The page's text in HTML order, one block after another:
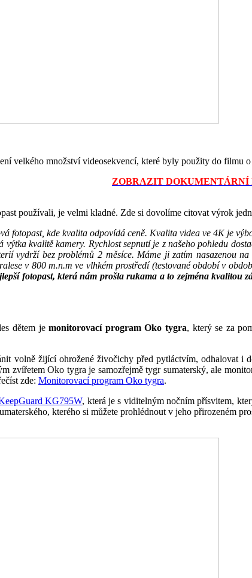
velkého množství videosekvencí, které byly použity do filmu
ZOBRAZIT DOKUMENTÁRNÍ
používali, je velmi kladné. Zde si dovolíme citovat výrok
fotopast, kde kvalita odpovídá ceně. Kvalita videa ve 4K je
kvalitě kamery. Rychlost sepnutí je z našeho pohledu
vydrží bez problémů 2 měsíce. Máme ji zatím nasazenou
v 800 m.n.m ve vlhkém prostředí (testované období v
fotopast, která nám prošla rukama a to zejména kvalitou
dětem jemonitorovací program Oko tygra, který se za
volně žijící ohrožené živočichy před pytláctvím, odhalovat i
zvířetem Oko tygra je samozřejmě tygr sumaterský, ale
zde: Monitorovací program Oko tygra.
KG795W, která je s viditelným nočním přísvitem,
kterého si můžete prohlédnout v jeho přirozeném